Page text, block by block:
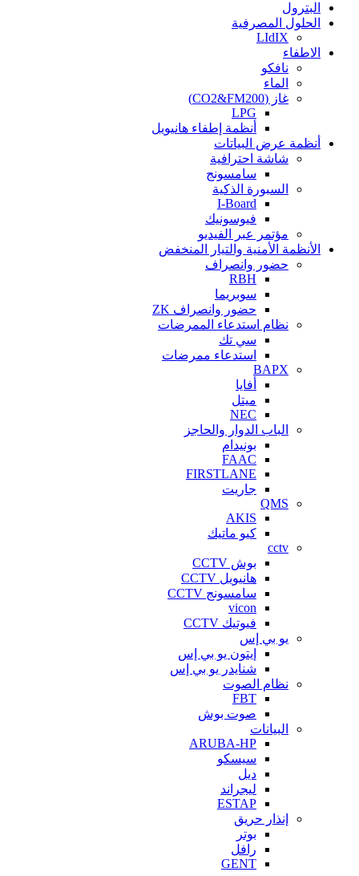
البترول
الحلول المصرفية
LIdIX
الاطفاء
نافكو
الماء
غاز (CO2&FM200)
LPG
أنظمة إطفاء هانيويل
أنظمة عرض البياتات
شاشة احترافية
سامسونج
السبورة الذكية
I-Board
فيوسونيك
مؤتمر عبر الفيديو
الأنظمة الأمنية والتيار المنخفض
حضور وانصراف
RBH
سوبريما
حضور وانصراف ZK
نظام استدعاء الممرضات
سي تك
استدعاء ممرضات
BAPX
أفايا
ميتل
NEC
الباب الدوار والحاجز
بونيدام
FAAC
FIRSTLANE
جاريت
QMS
AKIS
كيو ماتيك
cctv
بوش CCTV
هانيويل CCTV
سامسونج CCTV
vicon
فيوتيك CCTV
يو بي إس
إيتون يو بي إس
شنايدر يو بي إس
نظام الصوت
FBT
صوت بوش
البيانات
ARUBA-HP
سيسكو
ديل
ليجراند
ESTAP
إنذار حريق
بوتر
رافل
GENT